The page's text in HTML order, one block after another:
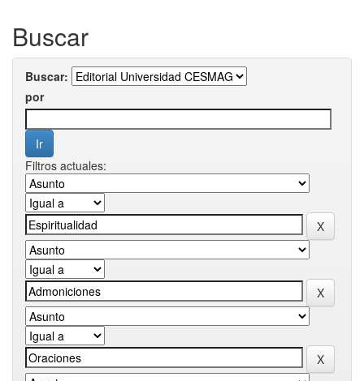
Buscar
Buscar:
por
Filtros actuales: